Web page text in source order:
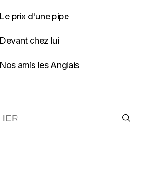
Le prix d'une pipe
Devant chez lui
Nos amis les Anglais